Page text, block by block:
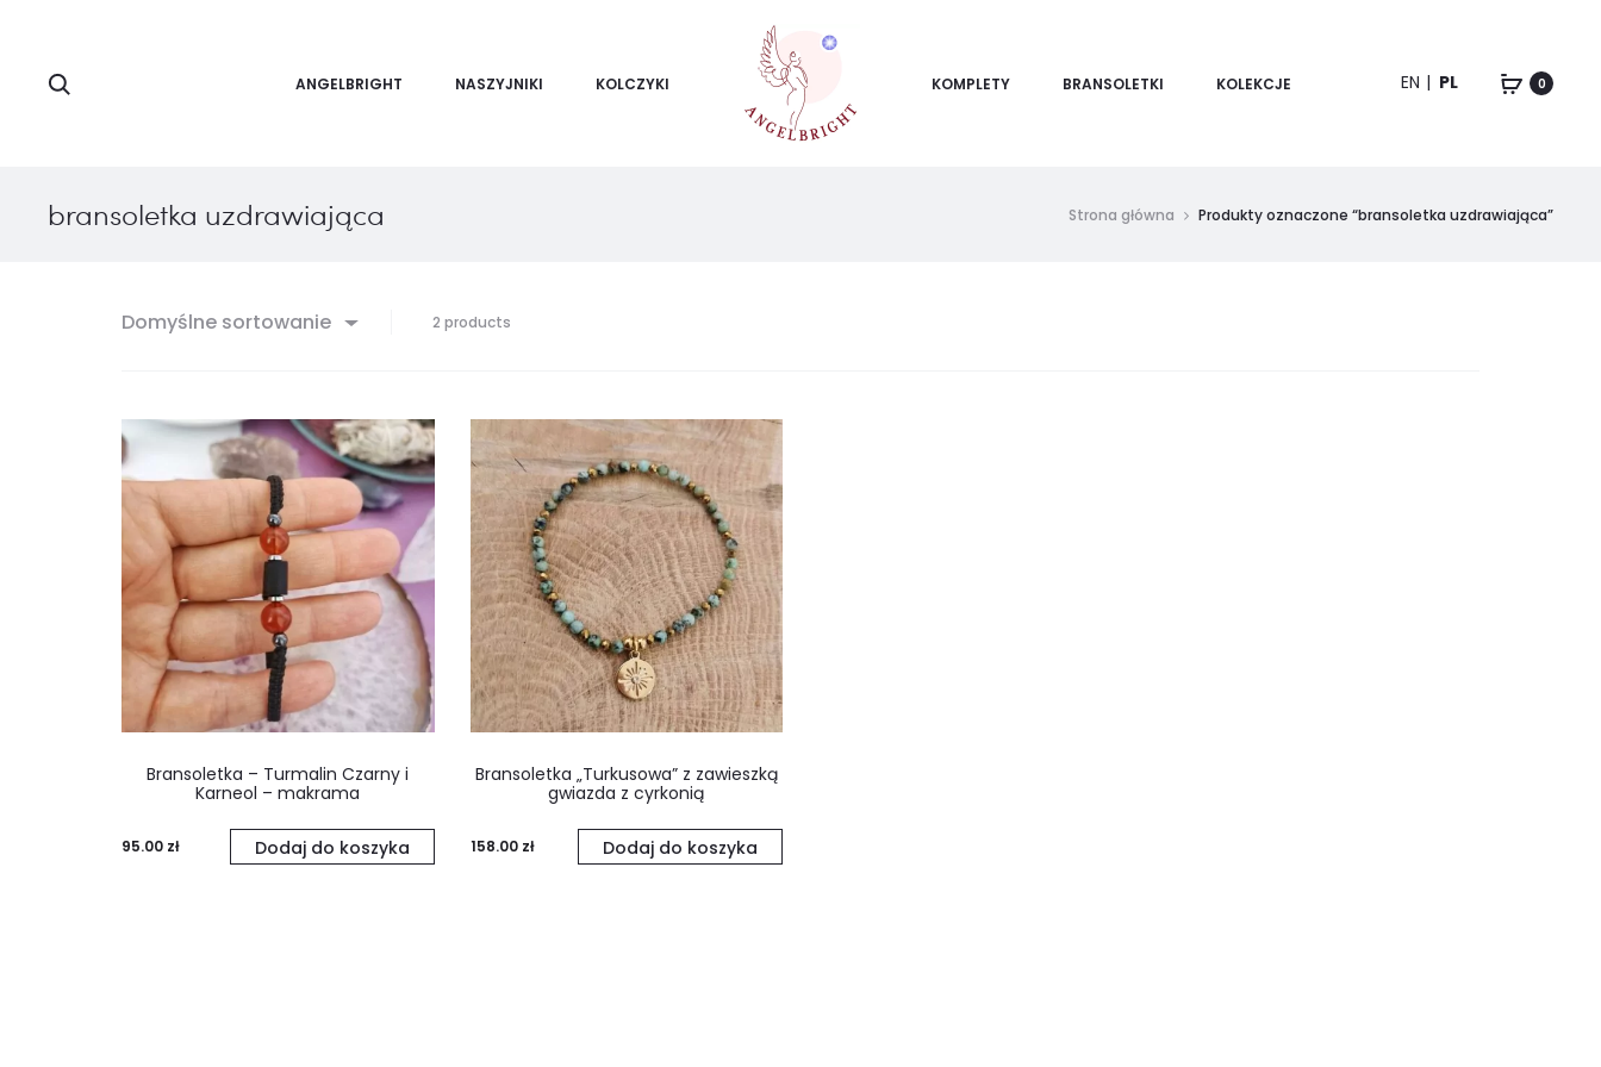
ANGELBRIGHT NASZYJNIKI KOLCZYKI KOMPLETY BRANSOLETKI KOLEKCJE 0
EN PL
bransoletka uzdrawiająca Strona główna Produkty oznaczone “bransoletka uzdrawiająca”
Domyślne sortowanie 2 products
Bransoletka – Turmalin Czarny i
Karneol – makrama
95.00 zł Dodaj do koszyka
Bransoletka „Turkusowa” z zawieszką
gwiazda z cyrkonią
158.00 zł Dodaj do koszyka